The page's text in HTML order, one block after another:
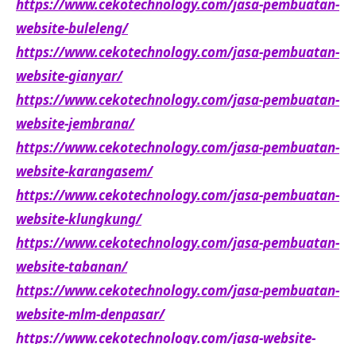
https://www.cekotechnology.com/jasa-pembuatan-
website-buleleng/
https://www.cekotechnology.com/jasa-pembuatan-
website-gianyar/
https://www.cekotechnology.com/jasa-pembuatan-
website-jembrana/
https://www.cekotechnology.com/jasa-pembuatan-
website-karangasem/
https://www.cekotechnology.com/jasa-pembuatan-
website-klungkung/
https://www.cekotechnology.com/jasa-pembuatan-
website-tabanan/
https://www.cekotechnology.com/jasa-pembuatan-
website-mlm-denpasar/
https://www.cekotechnology.com/jasa-website-